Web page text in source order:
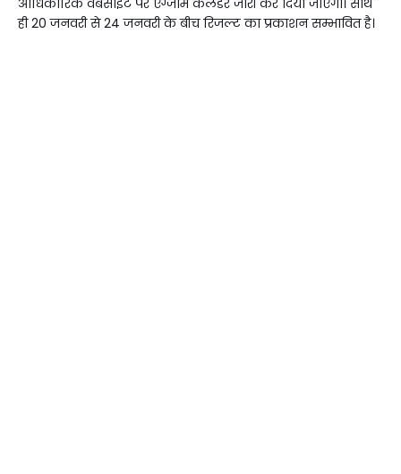
आधिकारिक वेबसाइट पर एग्जाम कैलेंडर जारी कर दिया जाएगा। साथ
ही 20 जनवरी से 24 जनवरी के बीच रिजल्ट का प्रकाशन सम्भावित है।